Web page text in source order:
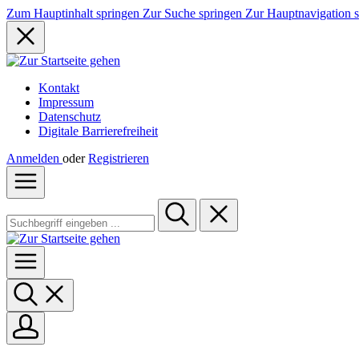
Zum Hauptinhalt springen Zur Suche springen Zur Hauptnavigation
Kontakt
Impressum
Datenschutz
Digitale Barrierefreiheit
Anmelden oder Registrieren